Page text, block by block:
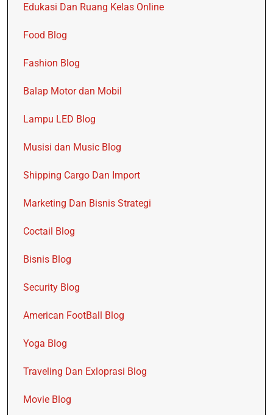
Edukasi Dan Ruang Kelas Online
Food Blog
Fashion Blog
Balap Motor dan Mobil
Lampu LED Blog
Musisi dan Music Blog
Shipping Cargo Dan Import
Marketing Dan Bisnis Strategi
Coctail Blog
Bisnis Blog
Security Blog
American FootBall Blog
Yoga Blog
Traveling Dan Exloprasi Blog
Movie Blog